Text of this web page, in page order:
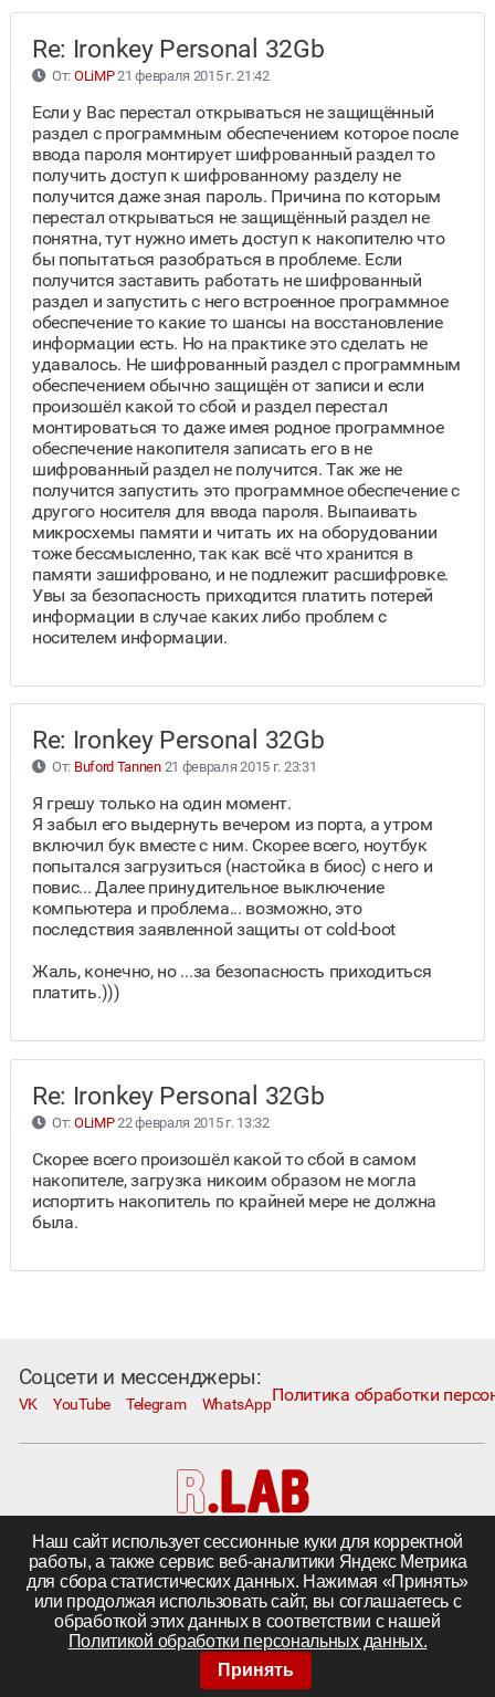
Re: Ironkey Personal 32Gb
От: OLiMP21 февраля 2015 г. 21:42
Если у Вас перестал открываться не защищённый
раздел с программным обеспечением которое после
ввода пароля монтирует шифрованный раздел то
получить доступ к шифрованному разделу не
получится даже зная пароль. Причина по которым
перестал открываться не защищённый раздел не
понятна, тут нужно иметь доступ к накопителю что
бы попытаться разобраться в проблеме. Если
получится заставить работать не шифрованный
раздел и запустить с него встроенное программное
обеспечение то какие то шансы на восстановление
информации есть. Но на практике это сделать не
удавалось. Не шифрованный раздел с программным
обеспечением обычно защищён от записи и если
произошёл какой то сбой и раздел перестал
монтироваться то даже имея родное программное
обеспечение накопителя записать его в не
шифрованный раздел не получится. Так же не
получится запустить это программное обеспечение с
другого носителя для ввода пароля. Выпаивать
микросхемы памяти и читать их на оборудовании
тоже бессмысленно, так как всё что хранится в
памяти зашифровано, и не подлежит расшифровке.
Увы за безопасность приходится платить потерей
информации в случае каких либо проблем с
носителем информации.
Re: Ironkey Personal 32Gb
От: Buford Tannen21 февраля 2015 г. 23:31
Я грешу только на один момент.
Я забыл его выдернуть вечером из порта, а утром
включил бук вместе с ним. Скорее всего, ноутбук
попытался загрузиться (настойка в биос) с него и
повис... Далее принудительное выключение
компьютера и проблема... возможно, это
последствия заявленной защиты от cold-boot
Жаль, конечно, но ...за безопасность приходиться
платить.)))
Re: Ironkey Personal 32Gb
От: OLiMP22 февраля 2015 г. 13:32
Скорее всего произошёл какой то сбой в самом
накопителе, загрузка никоим образом не могла
испортить накопитель по крайней мере не должна
была.
Соцсети и мессенджеры:
VK YouTube Telegram WhatsAppПолитика обработки
Москва, Коровий Вал, д. 1А, стр. 1
Телефон:+7 495 230−1000; e-mail:in@rlab.ru
Другие города|Поставка комплектующих
©ООО «R.LAB», 2005—2026
Наш сайт использует сессионные куки для корректной
работы, а также сервис веб-аналитики Яндекс Метрика
для сбора статистических данных. Нажимая «Принять»
или продолжая использовать сайт, вы соглашаетесь с
обработкой этих данных в соответствии с нашей
Политикой обработки персональных данных.
Принять